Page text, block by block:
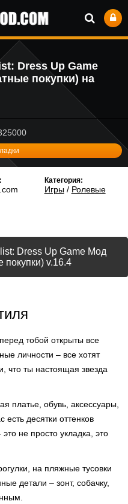
Dress Up Game
покупки) на
Категория:
Игры/ Ролевые
Dress Up Game Мод
покупки) v.16.4
тобой открыты все
личности – все хотят
что ты настоящая звезда
платье, обувь, аксессуары,
десятки оттенков
не просто укладка, это
на пляжные тусовки
детали – зонт, собачку,